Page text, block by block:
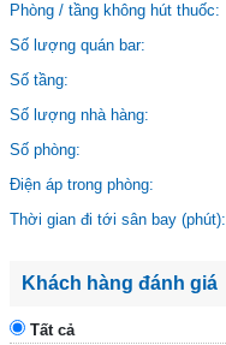
Phòng / tầng không hút thuốc:
Số lượng quán bar:
Số tầng:
Số lượng nhà hàng:
Số phòng:
Điện áp trong phòng:
Thời gian đi tới sân bay (phút):
Khách hàng đánh giá
Tất cả